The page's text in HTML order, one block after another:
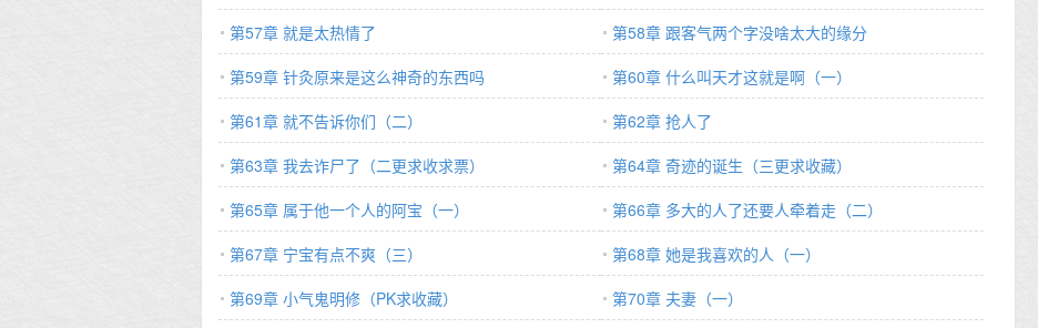
第57章 就是太热情了
第58章 跟客气两个字没啥太大的缘分
第59章 针灸原来是这么神奇的东西吗
第60章 什么叫天才这就是啊（一）
第61章 就不告诉你们（二）
第62章 抢人了
第63章 我去诈尸了（二更求收求票）
第64章 奇迹的诞生（三更求收藏）
第65章 属于他一个人的阿宝（一）
第66章 多大的人了还要人牵着走（二）
第67章 宁宝有点不爽（三）
第68章 她是我喜欢的人（一）
第69章 小气鬼明修（PK求收藏）
第70章 夫妻（一）